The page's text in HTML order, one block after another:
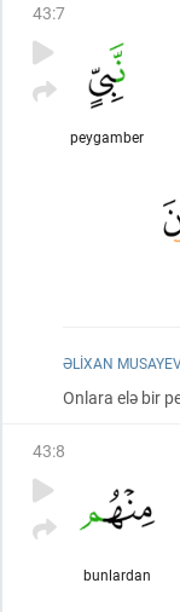
43:7
peygamber
ƏLIXAN
Onlara elə bir
43:8
bunlardan